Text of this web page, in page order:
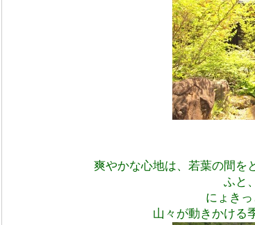
爽やかな心地は、若葉の間を
ふと
にょき
山々が動きかける